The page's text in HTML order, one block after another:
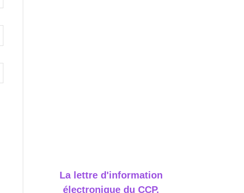
La lettre d'information
électronique du CCP.